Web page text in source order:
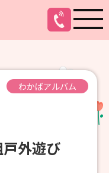
わかばアルバム
外遊び